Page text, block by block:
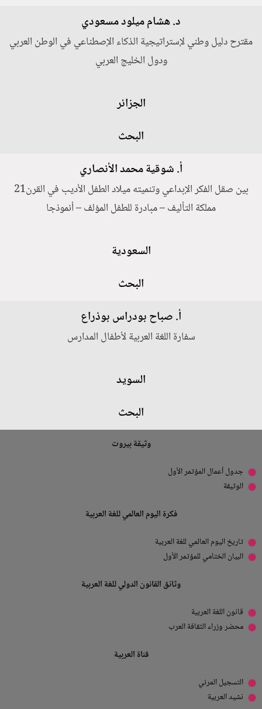
د. هشام ميلود مسعودي
مقترح دليل وطني لإستراتيجية الذكاء الإصطناعي في الوطن العربي
ودول الخليج العربي
الجزائر
البحث
أ. شوقية محمد الأنصاري
بين صقل الفكر الإبداعي وتنميته ميلاد الطفل الأديب في القرن21
مملكة التأليف – مبادرة للطفل المؤلف – أنموذجا
السعودية
البحث
أ. صباح بودراس بوذراع
سفارة اللغة العربية لأطفال المدارس
السويد
البحث
وثيقة بيروت
جدول أعمال المؤتمر الأول
الوثيقة
فكرة اليوم العالمي للغة العربية
تاريخ اليوم العالمي للغة العربية
البيان الختامي للمؤتمر الأول
وثائق القانون الدولي للغة العربية
قانون اللغة العربية
محضر وزراء الثقافة العرب
قناة العربية
التسجيل المرئي
نشيد العربية